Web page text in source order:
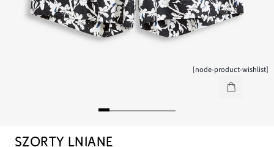
[node-product-wishlist]
SZORTY LNIANE